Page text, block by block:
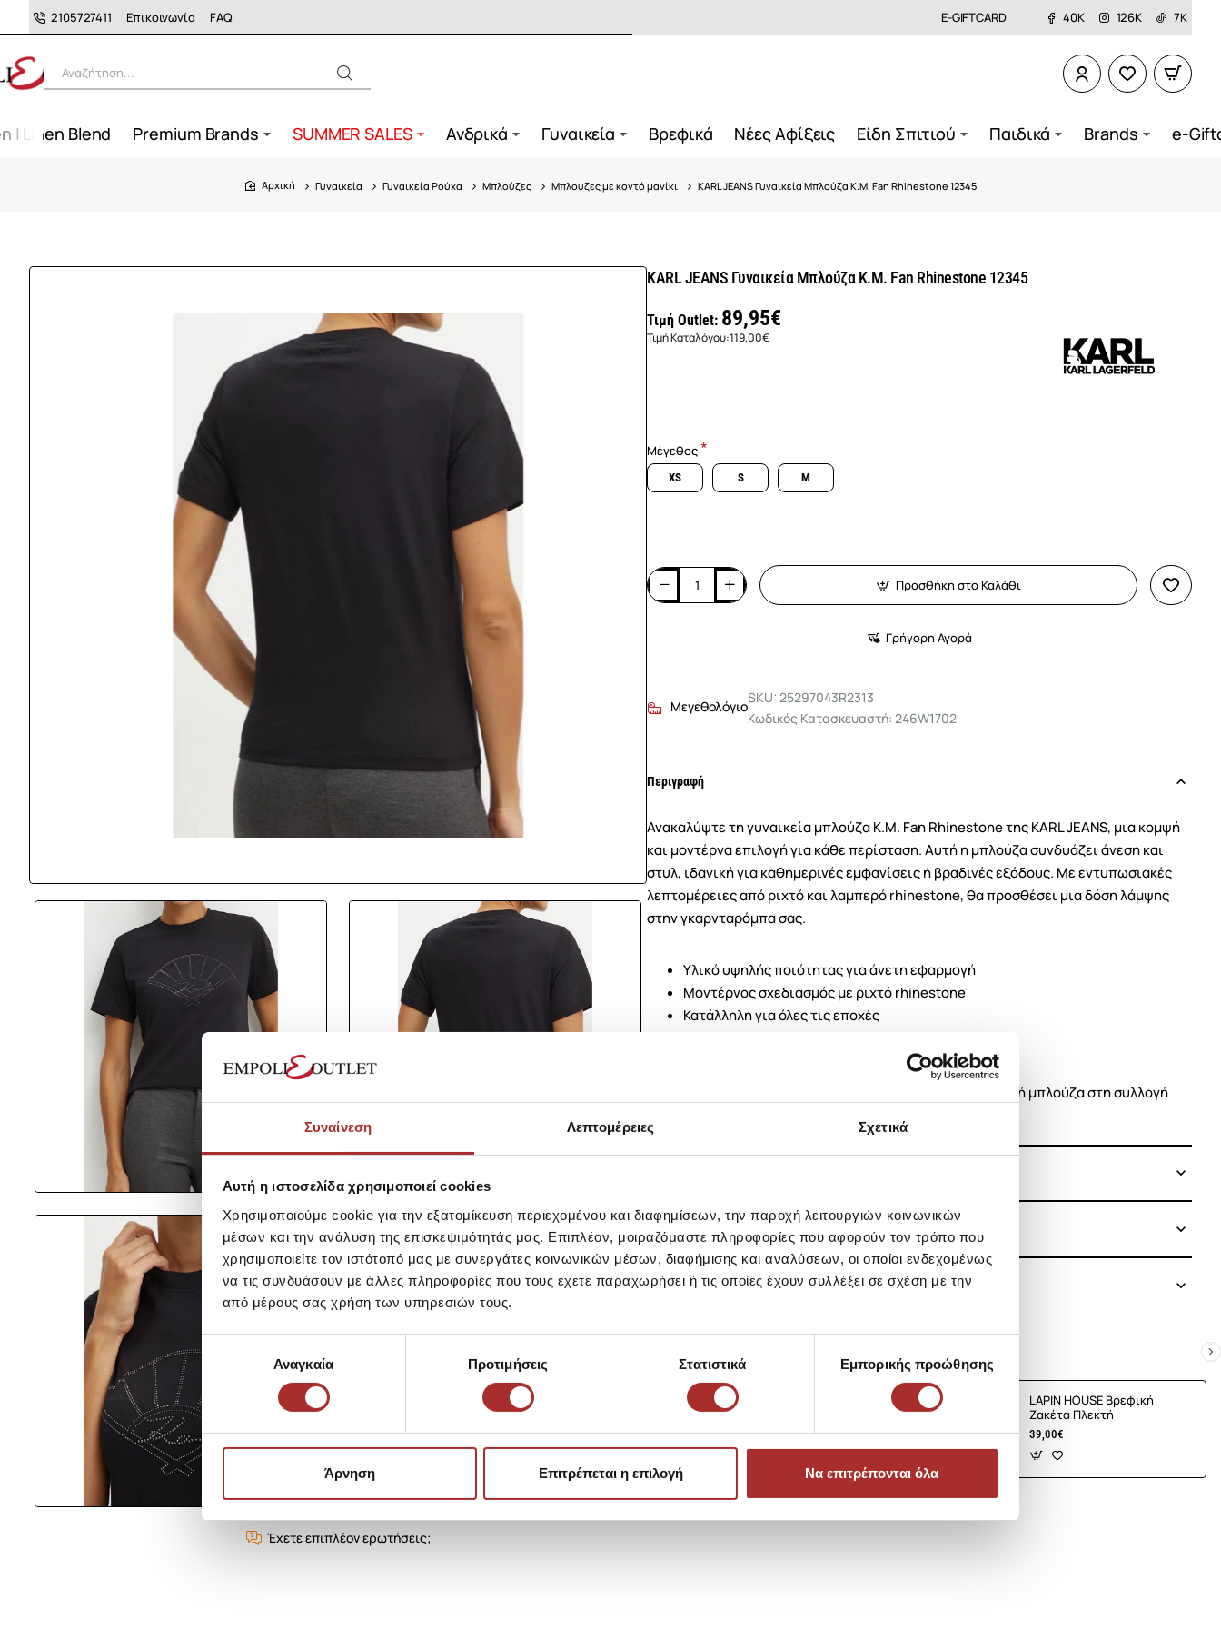
Συναίνεση Λεπτομέρειες Σχετικά
Αυτή η ιστοσελίδα χρησιμοποιεί cookies
Χρησιμοποιούμε cookie για την εξατομίκευση περιεχομένου και διαφημίσεων, την παροχή λειτουργιών κοινωνικών
μέσων και την ανάλυση της επισκεψιμότητάς μας. Επιπλέον, μοιραζόμαστε πληροφορίες που αφορούν τον τρόπο που
χρησιμοποιείτε τον ιστότοπό μας με συνεργάτες κοινωνικών μέσων, διαφήμισης και αναλύσεων, οι οποίοι ενδεχομένως
να τις συνδυάσουν με άλλες πληροφορίες που τους έχετε παραχωρήσει ή τις οποίες έχουν συλλέξει σε σχέση με την
από μέρους σας χρήση των υπηρεσιών τους.
συγκατάθεσηςΑναγκαία Προτιμήσεις Στατιστικά Εμπορικής προώθησης
Άρνηση Επιτρέπεται η επιλογή Να επιτρέπονται όλα
2105727411 Επικοινωνία FAQ E-GIFTCARD 40K 126K 7K
Αναζήτηση...
| Linen Blend Premium Brands SUMMER SALES Ανδρικά Γυναικεία Βρεφικά Νέες Αφίξεις Είδη Σπιτιού Παιδικά Brands e-
home
Γυναικεία Γυναικεία Ρούχα Μπλούζες Μπλούζες με κοντό μανίκι KARL JEANS Γυναικεία Μπλούζα Κ.Μ. Fan Rhinestone 12345
Έχετε επιπλέον ερωτήσεις;
KARL JEANS Γυναικεία Μπλούζα Κ.Μ. Fan Rhinestone 12345
Τιμή Outlet: 89,95€
Τιμή Καταλόγου:119,00€
Μέγεθος
XS S M
Προσθήκη στο Καλάθι
Γρήγορη Αγορά
Μεγεθολόγιο
SKU: 25297043R2313
Κωδικός Κατασκευαστή: 246W1702
Περιγραφή
Ανακαλύψτε τη γυναικεία μπλούζα K.Μ. Fan Rhinestone της KARL JEANS, μια κομψή
και μοντέρνα επιλογή για κάθε περίσταση. Αυτή η μπλούζα συνδυάζει άνεση και
στυλ, ιδανική για καθημερινές εμφανίσεις ή βραδινές εξόδους. Με εντυπωσιακές
λεπτομέρειες από ριχτό και λαμπερό rhinestone, θα προσθέσει μια δόση λάμψης
στην γκαρνταρόμπα σας.
Υλικό υψηλής ποιότητας για άνετη εφαρμογή
Μοντέρνος σχεδιασμός με ριχτό rhinestone
Κατάλληλη για όλες τις εποχές
Μην χάσετε την ευκαιρία να προσθέσετε αυτή τη μοναδική μπλούζα στη συλλογή
Αποστολές Προϊόντων
Επιστροφές Προϊόντων
39,00€
LAPIN HOUSE Βρεφική
Ζακέτα Πλεκτή
39,00€